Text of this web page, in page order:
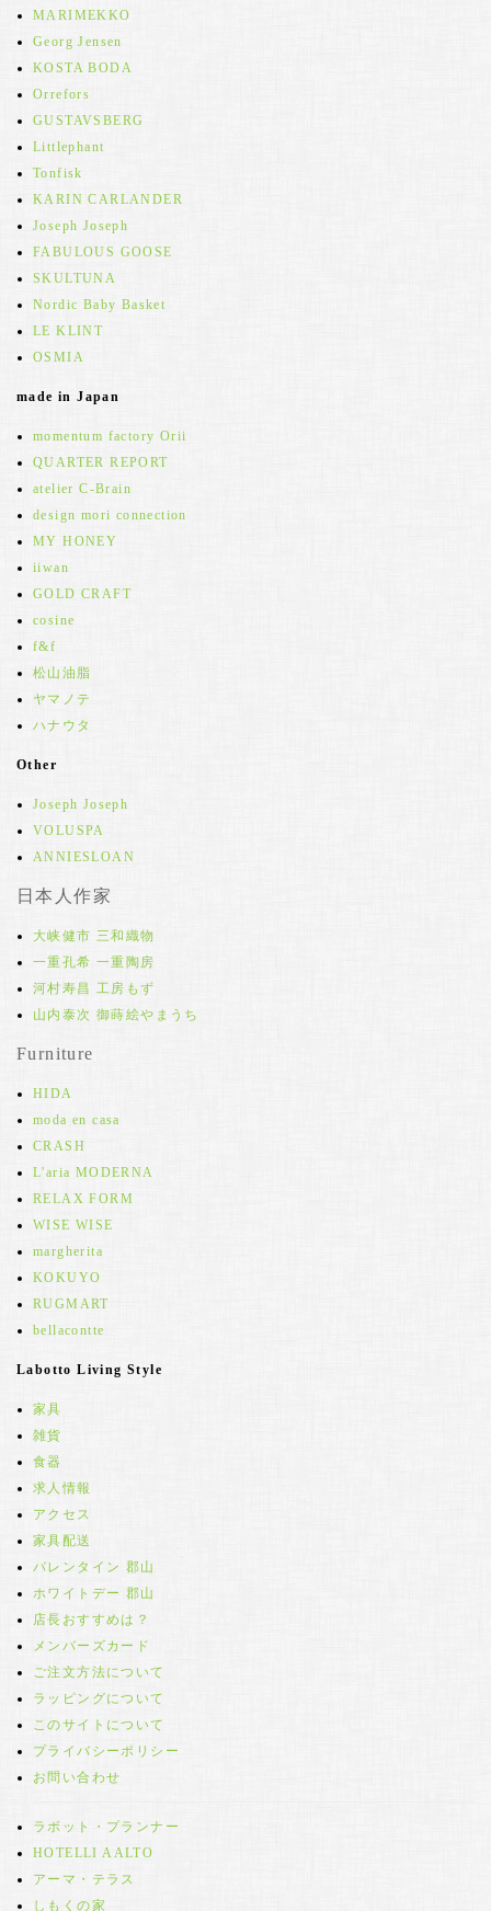
MARIMEKKO
Georg Jensen
KOSTA BODA
Orrefors
GUSTAVSBERG
Littlephant
Tonfisk
KARIN CARLANDER
Joseph Joseph
FABULOUS GOOSE
SKULTUNA
Nordic Baby Basket
LE KLINT
OSMIA
made in Japan
momentum factory Orii
QUARTER REPORT
atelier C-Brain
design mori connection
MY HONEY
iiwan
GOLD CRAFT
cosine
f&f
松山油脂
ヤマノテ
ハナウタ
Other
Joseph Joseph
VOLUSPA
ANNIESLOAN
日本人作家
大峡健市 三和織物
一重孔希 一重陶房
河村寿昌 工房もず
山内泰次 御蒔絵やまうち
Furniture
HIDA
moda en casa
CRASH
L'aria MODERNA
RELAX FORM
WISE WISE
margherita
KOKUYO
RUGMART
bellacontte
Labotto Living Style
家具
雑貨
食器
求人情報
アクセス
家具配送
バレンタイン 郡山
ホワイトデー 郡山
店長おすすめは？
メンバーズカード
ご注文方法について
ラッピングについて
このサイトについて
プライバシーポリシー
お問い合わせ
ラボット・プランナー
HOTELLI AALTO
アーマ・テラス
しもくの家